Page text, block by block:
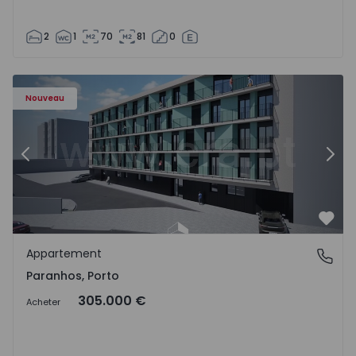
2 1 70 81 0
Nouveau
Appartement T1 Porto, Paranhos - 1575706 - 8
Précédent
Paranhos, Porto
Appartement
Paranhos, Porto
Acheter 305.000 €